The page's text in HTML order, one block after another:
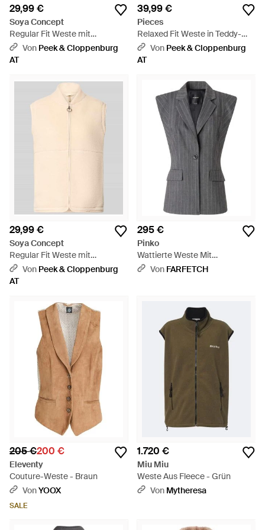
29,99 €
Soya Concept
Regular Fit Weste mit
Stehkragen Modell 'SC-ONYX
3' - Blau
Von Peek & Cloppenburg
AT
39,99 €
Pieces
Relaxed Fit Weste in Teddy-
Optik Modell 'KATTY' - Schwarz
Von Peek & Cloppenburg
AT
29,99 €
Soya Concept
Regular Fit Weste mit
Stehkragen Modell 'SC-ONYX
3' - Natur
Von Peek & Cloppenburg
AT
295 €
Pinko
Wattierte Weste Mit
Nadelstreifen - Grau
Von FARFETCH
205 €200 €
Eleventy
Couture-Weste - Braun
VonYOOX
SALE
1.720 €
Miu Miu
Weste Aus Fleece - Grün
Von Mytheresa